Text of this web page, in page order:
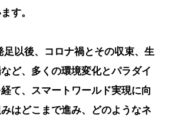
す。
足以後、コロナ禍とその収束、生
ど、多くの環境変化とパラダイ
て、スマートワールド実現に向
はどこまで進み、どのようなネ